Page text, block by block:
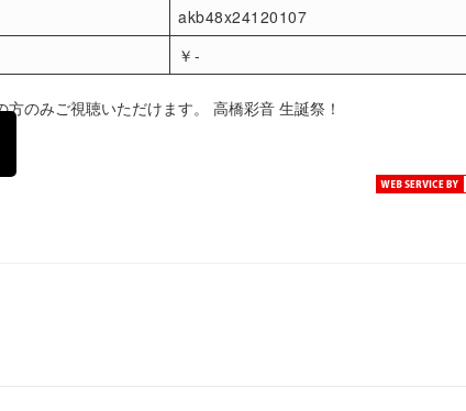
akb48x24120107
￥-
のみご視聴いただけます。 高橋彩音 生誕祭！